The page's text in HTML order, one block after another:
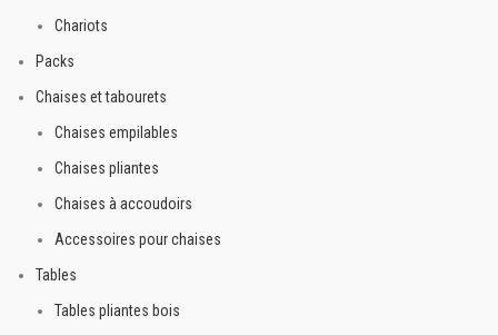
Chariots
Packs
Chaises et tabourets
Chaises empilables
Chaises pliantes
Chaises à accoudoirs
Accessoires pour chaises
Tables
Tables pliantes bois